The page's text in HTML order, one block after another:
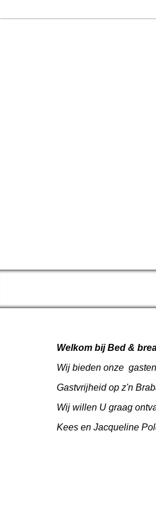
Welkom bij Bed &
Wij bieden onze
Gastvrijheid op z'n
Wij willen U graag
Kees en Jacqueline